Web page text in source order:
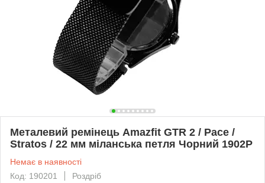
Металевий ремінець Amazfit GTR 2 / Pace /
Stratos / 22 мм міланська петля Чорний 1902P
Немає в наявності
Код: 190201
Роздріб